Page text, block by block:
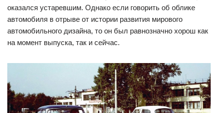
оказался устаревшим. Однако если говорить об облике
автомобиля в отрыве от истории развития мирового
автомобильного дизайна, то он был равнозначно хорош как
на момент выпуска, так и сейчас.